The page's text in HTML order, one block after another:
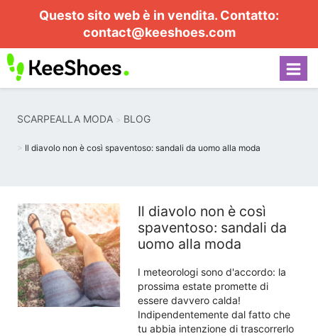
Questo sito web è in vendita. Contatto:
contact@keeshoes.com
SCARPEALLA MODA BLOG
Il diavolo non è così spaventoso: sandali da uomo alla moda
Il diavolo non è così
spaventoso: sandali da
uomo alla moda
I meteorologi sono d'accordo: la
prossima estate promette di
essere davvero calda!
Indipendentemente dal fatto che
tu abbia intenzione di trascorrerlo